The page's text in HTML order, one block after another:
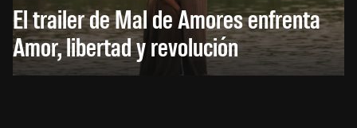
El trailer de Mal de Amores enfrenta
Amor, libertad y revolución